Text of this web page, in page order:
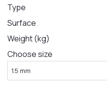
LA COMANDA
Type
Surface
Weight (kg)
Choose size
1.5 mm